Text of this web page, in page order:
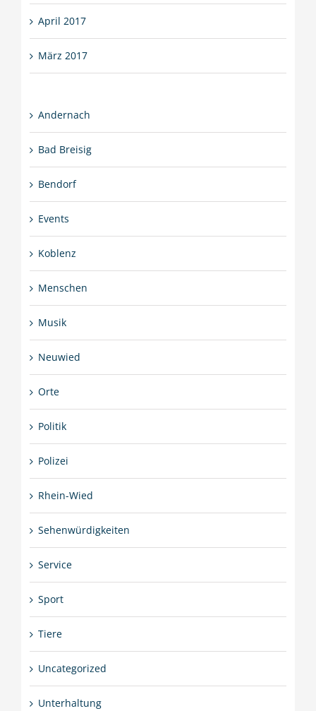
April 2017
März 2017
Andernach
Bad Breisig
Bendorf
Events
Koblenz
Menschen
Musik
Neuwied
Orte
Politik
Polizei
Rhein-Wied
Sehenwürdigkeiten
Service
Sport
Tiere
Uncategorized
Unterhaltung